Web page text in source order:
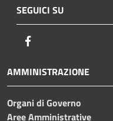
SEGUICI SU
AMMINISTRAZIONE
Organi di Governo
Aree Amministrative